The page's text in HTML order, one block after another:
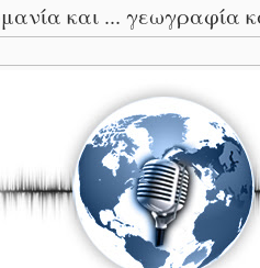
και ... γεωγραφία